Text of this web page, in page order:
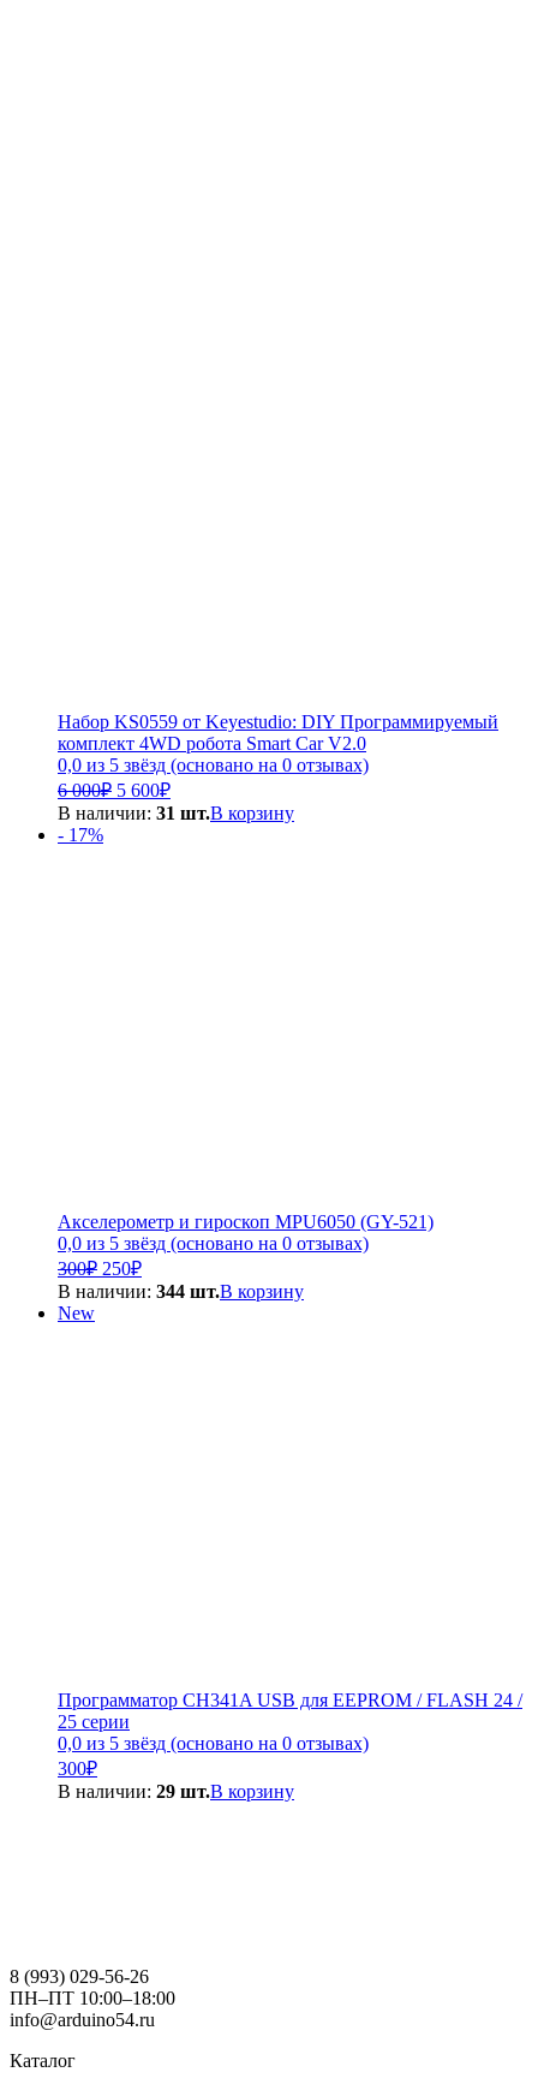
Набор KS0559 от Keyestudio: DIY Программируемый
комплект 4WD робота Smart Car V2.0
0,0 из 5 звёзд (основано на 0 отзывах)
6 000₽ Первоначальная
цена
5 600₽Текущая
цена:
В наличии: 31 шт.В корзину
- 17%
Акселерометр и гироскоп MPU6050 (GY-521)
0,0 из 5 звёзд (основано на 0 отзывах)
300₽ Первоначальная
цена
250₽Текущая
цена:
В наличии: 344 шт.В корзину
New
Программатор CH341A USB для EEPROM / FLASH 24 /
25 серии
0,0 из 5 звёзд (основано на 0 отзывах)
300₽
В наличии: 29 шт.В корзину
8 (993) 029-56-26
ПН–ПТ 10:00–18:00
info@arduino54.ru
Каталог